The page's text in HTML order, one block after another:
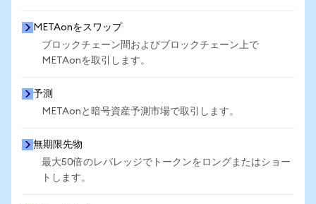
METAonをスワップ
ブロックチェーン間およびブロックチェーン上で
METAonを取引します。
予測
METAonと暗号資産予測市場で取引します。
無期限先物
最大50倍のレバレッジでトークンをロングまたはショー
トします。